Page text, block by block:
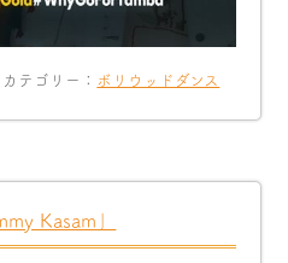
テゴリー： ボリウッドダンス
Kasam」